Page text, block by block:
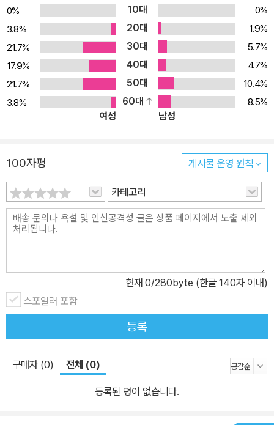
를 자신의 작품에서 어떤 의미로 구현해 내고 있는지, 소설과 시에서
장미는 어떤 시어와 메시지가 되었는지 작가와 작품들을 통해 실제적
으로 접근하고 있는 이 책을 읽다 보면, 저자 사이언 몰리의 깊고 넓은
지적 탐험이 경이롭기까지 하다. 물론 이 책은 꽃이자 식물인 장미를
조명하는 데에도 게으르지 않다. 수많은 장미의 종류와 이름을 소개
하고, 장미 애호가와 육종가들이 장미를 대중화하기 위해 어떤 노력
을 기울여 왔는지 교배의 측면에서, 산업의 영역에서 다루고 있다. 특
고 있는지, 장미의 미래는 어떻게 될 것인지 조명하고 있는 부분에서
는 새로운 관점에서 장미를 바라보게 된다. 어쩌면 ‘문화사’라는 제목
에 매력을 느낀 독자 중에는 장미에 대해 이렇게까지 전문적이고 세
부적으로 접근해야 하느냐고 의구심을 표현할 이가 있을지도 모르지
만, 바로 이 지점에서 저자가 이 책을 써낸 의도가 읽힌다. 저자는 장
미를 온전히 정의하려면 “과거의 인습과 편견을 고려한 역사적 맥락
제외하고 장미를 이해한다는 것은 있을 수 없”다고 단언한다. 장미가
“단순히 보기 좋은 빛깔을 자랑하며 달콤한 향기를 피워내는 현실 도
피의 상징물이 돼서는 안 된다”고 강조하고 있는 것이다. 이 책 『장미
의 문화사』는 장미의 거의 모든 것을 담았다고 해도 틀린 말이 아니
다. “정원의 여왕으로, 이국의 상징으로, 인조 장식물로, 복식의 문양
으로, 향기로, 상상의 소산으로, 그 외 수많은 외피를 두르고 우리의
삶에 틈입”하는 장미의 놀라운 문화적 힘의 긴 역사를 보여주고 있는
이 책은 한 권의 장미학이자 장미사라고 말할 수 있다. 그런데 이쯤에
0% 10대
0%
3.8%
20대
1.9%
21.7%
30대
5.7%
17.9%
40대
4.7%
21.7%
50대
10.4%
3.8%
60대
8.5%
여성
남성
100자평 게시물 운영 원칙
카테고리
현재 0/280byte (한글 140자 이내)
스포일러 포함
등록
구매자 (0) 전체 (0)
등록된 평이 없습니다.